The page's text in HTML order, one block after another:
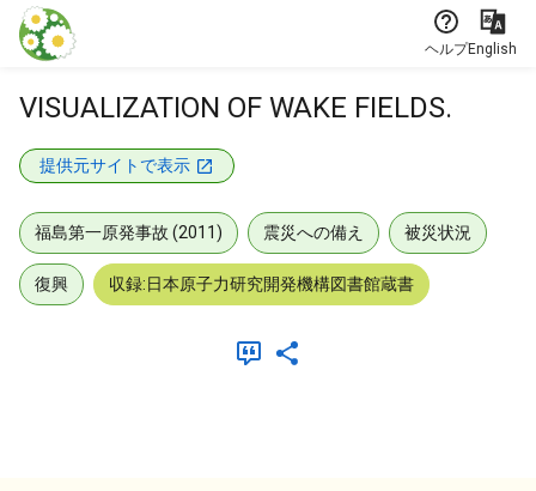
本文に飛ぶ
ヘルプEnglish
VISUALIZATION OF WAKE FIELDS.
提供元サイトで表示
福島第一原発事故 (2011) 震災への備え 被災状況
復興 収録:日本原子力研究開発機構図書館蔵書